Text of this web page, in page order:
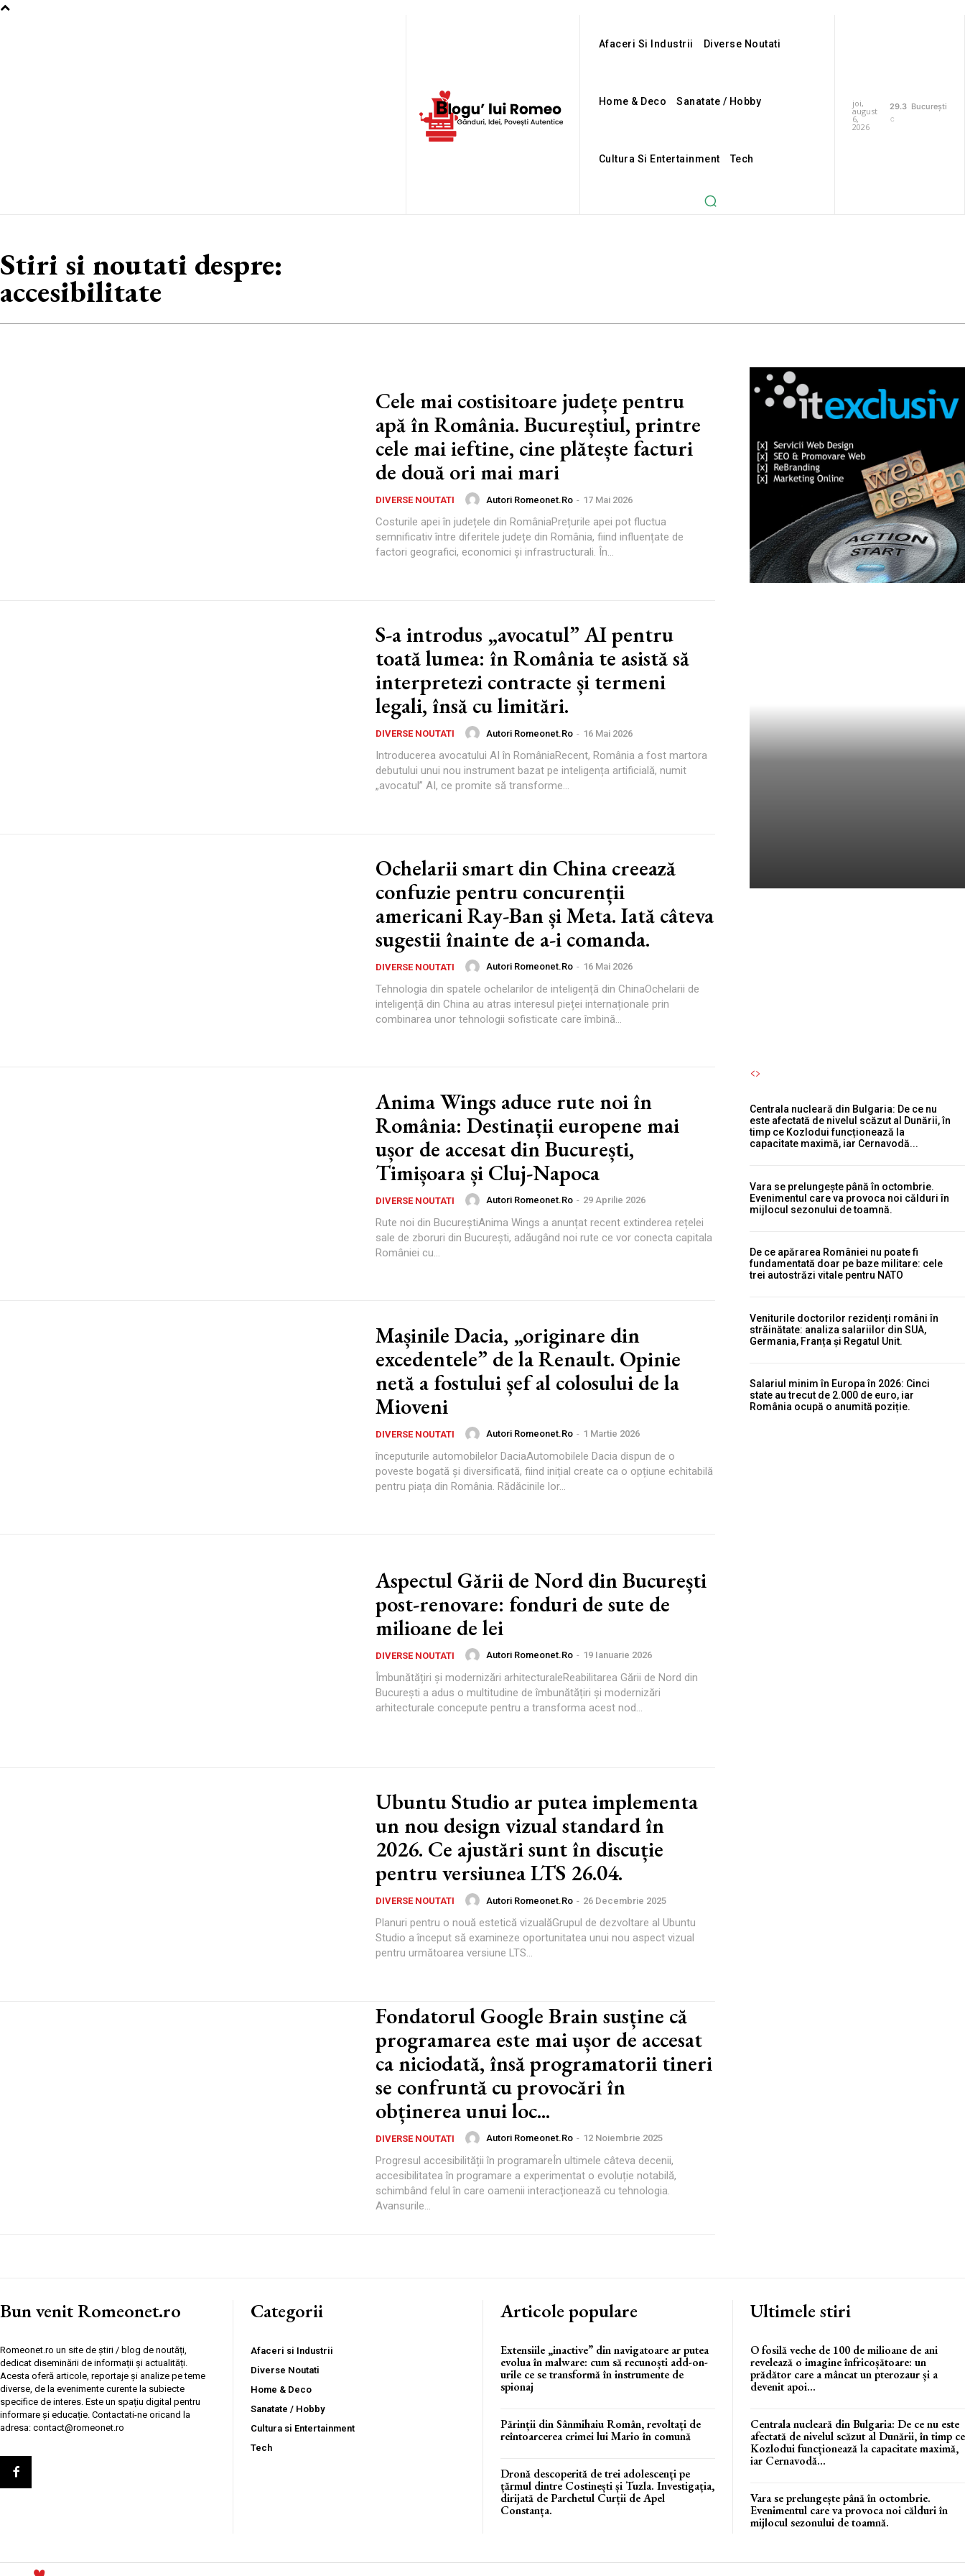
Afaceri Si Industrii Diverse Noutati
Home & Deco Sanatate / Hobby
Cultura Si Entertainment Tech
joi,
august
6,
2026
29.3
C
București
Stiri si noutati despre:
accesibilitate
Cele mai costisitoare județe pentru
apă în România. Bucureștiul, printre
cele mai ieftine, cine plătește facturi
de două ori mai mari
DIVERSE NOUTATI Autori Romeonet.ro - 17 Mai 2026
Costurile apei în județele din RomâniaPrețurile apei pot fluctua
semnificativ între diferitele județe din România, fiind influențate de
factori geografici, economici și infrastructurali. În...
S-a introdus „avocatul” AI pentru
toată lumea: în România te asistă să
interpretezi contracte și termeni
legali, însă cu limitări.
DIVERSE NOUTATI Autori Romeonet.ro - 16 Mai 2026
Introducerea avocatului AI în RomâniaRecent, România a fost martora
debutului unui nou instrument bazat pe inteligența artificială, numit
„avocatul” AI, ce promite să transforme...
Ochelarii smart din China creează
confuzie pentru concurenții
americani Ray-Ban și Meta. Iată câteva
sugestii înainte de a-i comanda.
DIVERSE NOUTATI Autori Romeonet.ro - 16 Mai 2026
Tehnologia din spatele ochelarilor de inteligență din ChinaOchelarii de
inteligență din China au atras interesul pieței internaționale prin
combinarea unor tehnologii sofisticate care îmbină...
Anima Wings aduce rute noi în
România: Destinații europene mai
ușor de accesat din București,
Timișoara și Cluj-Napoca
DIVERSE NOUTATI Autori Romeonet.ro - 29 Aprilie 2026
Rute noi din BucureștiAnima Wings a anunțat recent extinderea rețelei
sale de zboruri din București, adăugând noi rute ce vor conecta capitala
României cu...
Mașinile Dacia, „originare din
excedentele” de la Renault. Opinie
netă a fostului șef al colosului de la
Mioveni
DIVERSE NOUTATI Autori Romeonet.ro - 1 Martie 2026
începuturile automobilelor DaciaAutomobilele Dacia dispun de o
poveste bogată și diversificată, fiind inițial create ca o opțiune echitabilă
pentru piața din România. Rădăcinile lor...
Aspectul Gării de Nord din București
post-renovare: fonduri de sute de
milioane de lei
DIVERSE NOUTATI Autori Romeonet.ro - 19 Ianuarie 2026
Îmbunătățiri și modernizări arhitecturaleReabilitarea Gării de Nord din
București a adus o multitudine de îmbunătățiri și modernizări
arhitecturale concepute pentru a transforma acest nod...
Ubuntu Studio ar putea implementa
un nou design vizual standard în
2026. Ce ajustări sunt în discuție
pentru versiunea LTS 26.04.
DIVERSE NOUTATI Autori Romeonet.ro - 26 Decembrie 2025
Planuri pentru o nouă estetică vizualăGrupul de dezvoltare al Ubuntu
Studio a început să examineze oportunitatea unui nou aspect vizual
pentru următoarea versiune LTS...
Fondatorul Google Brain susține că
programarea este mai ușor de accesat
ca niciodată, însă programatorii tineri
se confruntă cu provocări în
obținerea unui loc...
DIVERSE NOUTATI Autori Romeonet.ro - 12 Noiembrie 2025
Progresul accesibilității în programareÎn ultimele câteva decenii,
accesibilitatea în programare a experimentat o evoluție notabilă,
schimbând felul în care oamenii interacționează cu tehnologia.
Avansurile...
Centrala nucleară din Bulgaria: De ce nu
este afectată de nivelul scăzut al Dunării, în
timp ce Kozlodui funcționează la
capacitate maximă, iar Cernavodă...
Vara se prelungește până în octombrie.
Evenimentul care va provoca noi călduri în
mijlocul sezonului de toamnă.
De ce apărarea României nu poate fi
fundamentată doar pe baze militare: cele
trei autostrăzi vitale pentru NATO
Veniturile doctorilor rezidenți români în
străinătate: analiza salariilor din SUA,
Germania, Franța și Regatul Unit.
Salariul minim în Europa în 2026: Cinci
state au trecut de 2.000 de euro, iar
România ocupă o anumită poziție.
Bun venit Romeonet.ro
Romeonet.ro un site de știri / blog de noutăți,
dedicat diseminării de informații și actualități.
Acesta oferă articole, reportaje și analize pe teme
diverse, de la evenimente curente la subiecte
specifice de interes. Este un spațiu digital pentru
informare și educație. Contactati-ne oricand la
adresa: contact@romeonet.ro
Categorii
Afaceri si Industrii
Diverse Noutati
Home & Deco
Sanatate / Hobby
Cultura si Entertainment
Tech
Articole populare
Extensiile „inactive” din navigatoare ar putea
evolua în malware: cum să recunoști add-on-
urile ce se transformă în instrumente de
spionaj
Părinții din Sânmihaiu Român, revoltați de
reîntoarcerea crimei lui Mario în comună
Dronă descoperită de trei adolescenți pe
țărmul dintre Costinești și Tuzla. Investigația,
dirijată de Parchetul Curții de Apel
Constanța.
Ultimele stiri
O fosilă veche de 100 de milioane de ani
revelează o imagine înfricoșătoare: un
prădător care a mâncat un pterozaur și a
devenit apoi...
Centrala nucleară din Bulgaria: De ce nu este
afectată de nivelul scăzut al Dunării, în timp ce
Kozlodui funcționează la capacitate maximă,
iar Cernavodă...
Vara se prelungește până în octombrie.
Evenimentul care va provoca noi călduri în
mijlocul sezonului de toamnă.